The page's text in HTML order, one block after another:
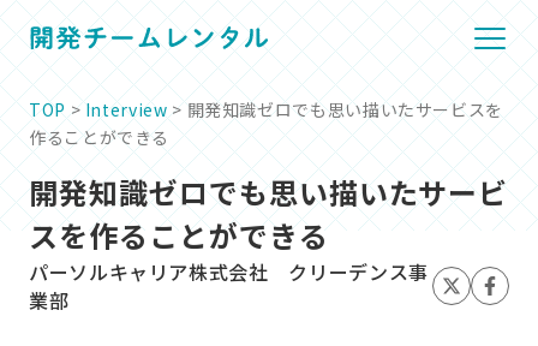
TOP>Interview> 開発知識ゼロでも思い描いたサービスを
作ることができる
開発知識ゼロでも思い描いたサービ
スを作ることができる
パーソルキャリア株式会社 クリーデンス事
業部